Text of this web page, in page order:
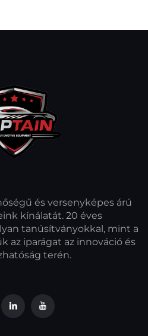
és versenyképes árú
kínálatát. 20 éves
tanúsítványokkal, mint a
az iparágat az innováció és
terén.